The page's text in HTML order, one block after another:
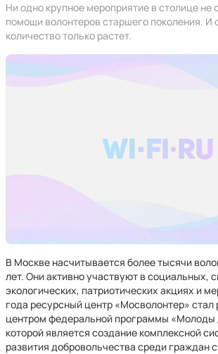
Ни одно крупное мероприятие в столице не
помощи волонтеров старшего поколения. И
количество только растет.
В Москве насчитывается более тысячи
лет. Они активно участвуют в социальных,
экологических, патриотических акциях и
года ресурсный центр «Мосволонтер»
центром федеральной программы
которой является создание комплексной
развития добровольчества среди граждан